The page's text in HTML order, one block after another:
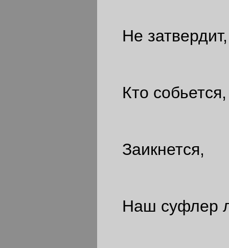
Не затвердит,
Кто собьется,
Заикнется,
Наш суфлер